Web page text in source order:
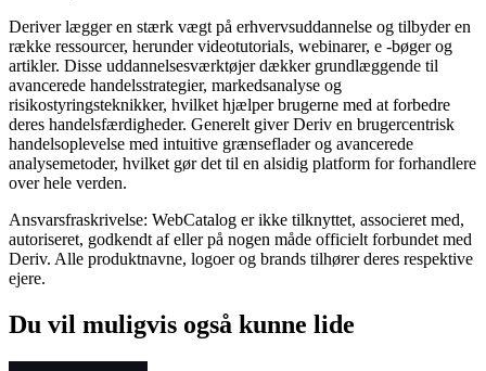
Deriver lægger en stærk vægt på erhvervsuddannelse og tilbyder en
række ressourcer, herunder videotutorials, webinarer, e -bøger og
artikler. Disse uddannelsesværktøjer dækker grundlæggende til
avancerede handelsstrategier, markedsanalyse og
risikostyringsteknikker, hvilket hjælper brugerne med at forbedre
deres handelsfærdigheder. Generelt giver Deriv en brugercentrisk
handelsoplevelse med intuitive grænseflader og avancerede
analysemetoder, hvilket gør det til en alsidig platform for forhandlere
over hele verden.
Ansvarsfraskrivelse: WebCatalog er ikke tilknyttet, associeret med,
autoriseret, godkendt af eller på nogen måde officielt forbundet med
Deriv. Alle produktnavne, logoer og brands tilhører deres respektive
ejere.
Du vil muligvis også kunne lide